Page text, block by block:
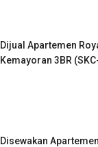
Dijual Apartemen
Kemayoran 3BR
Disewakan